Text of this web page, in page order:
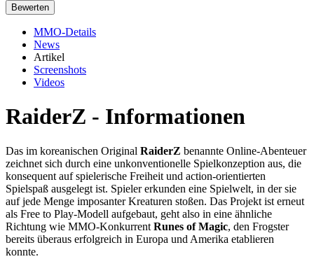
MMO-Details
News
Artikel
Screenshots
Videos
RaiderZ - Informationen
Das im koreanischen Original RaiderZ benannte Online-Abenteuer
zeichnet sich durch eine unkonventionelle Spielkonzeption aus, die
konsequent auf spielerische Freiheit und action-orientierten
Spielspaß ausgelegt ist. Spieler erkunden eine Spielwelt, in der sie
auf jede Menge imposanter Kreaturen stoßen. Das Projekt ist erneut
als Free to Play-Modell aufgebaut, geht also in eine ähnliche
Richtung wie MMO-Konkurrent Runes of Magic, den Frogster
bereits überaus erfolgreich in Europa und Amerika etablieren
konnte.